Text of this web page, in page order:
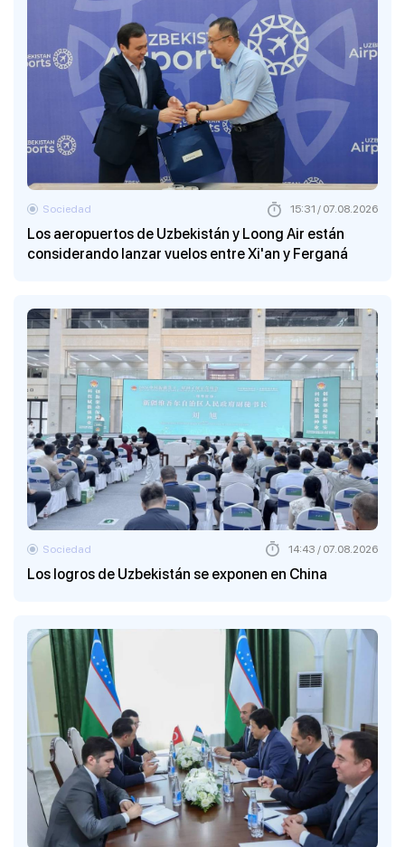
Los aeropuertos de Uzbekistán y Loong Air están
considerando lanzar vuelos entre Xi'an y Ferganá
Sociedad 15:31 / 07.08.2026
Los logros de Uzbekistán se exponen en China
Sociedad 14:43 / 07.08.2026